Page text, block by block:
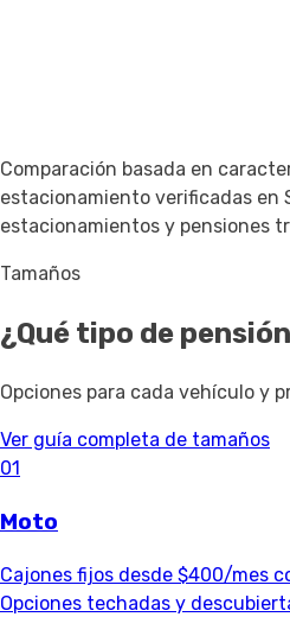
Comparación basada en
estacionamiento verificadas en
estacionamientos y pensiones
Tamaños
¿Qué tipo de
Opciones para cada vehículo y
Ver guía completa de tamaños
01
Moto
Cajones fijos desde $400/mes
Opciones techadas y